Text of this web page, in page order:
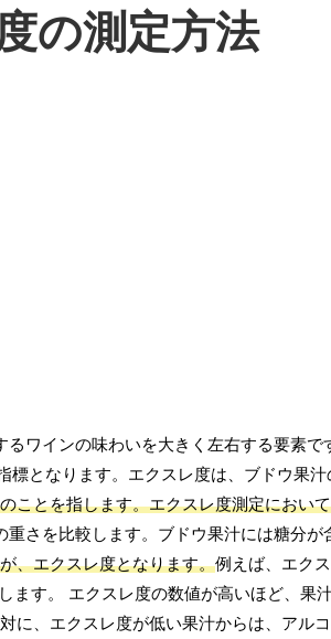
の測定方法
ワインの味わいを大きく左右する要素で
となります。エクスレ度は、ブドウ果
ことを指します。エクスレ度測定におい
さを比較します。ブドウ果汁には糖分
、エクスレ度となります。例えば、エク
ます。 エクスレ度の数値が高いほど、果
に、エクスレ度が低い果汁からは、アル